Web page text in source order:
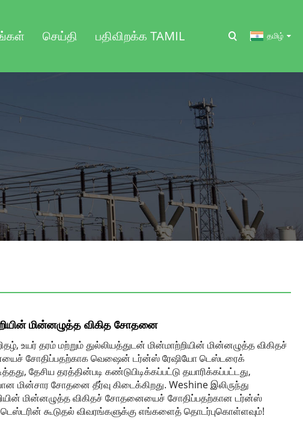
செய்தி பதிவிறக்க TAMIL தமிழ்
மின்னழுத்த விகித சோதனை
உயர் தரம் மற்றும் துல்லியத்துடன் மின்மாற்றியின் மின்னழுத்த விகிதச்
சோதிப்பதற்காக வெஷைன் டர்ன்ஸ் ரேஷியோ டெஸ்டரைக்
தேசிய தரத்தின்படி கண்டுபிடிக்கப்பட்டு தயாரிக்கப்பட்டது,
மின்சார சோதனை தீர்வு கிடைக்கிறது. Weshine இலிருந்து
மின்னழுத்த விகிதச் சோதனையைச் சோதிப்பதற்கான டர்ன்ஸ்
கூடுதல் விவரங்களுக்கு எங்களைத் தொடர்புகொள்ளவும்!